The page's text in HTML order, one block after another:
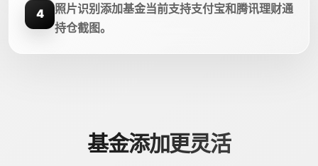
4
照片识别添加基金当前支持支付宝和腾讯理财通
持仓截图。
基金添加更灵活